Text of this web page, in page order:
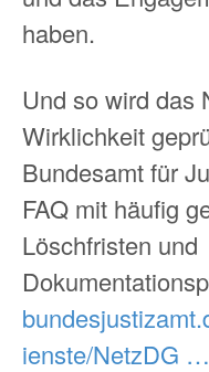
haben.
Und so wird das
Wirklichkeit
Bundesamt für
FAQ mit häufig
Löschfristen und
ienste/NetzDG …